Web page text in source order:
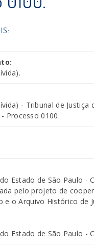
- Tribunal de
Processo 0100.
Estado de São Paulo -
pelo projeto de
e o Arquivo Histórico de
Estado de São Paulo -